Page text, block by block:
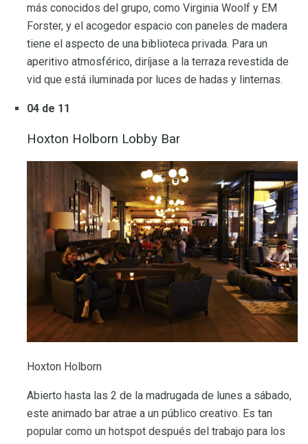
más conocidos del grupo, como Virginia Woolf y EM
Forster, y el acogedor espacio con paneles de madera
tiene el aspecto de una biblioteca privada. Para un
aperitivo atmosférico, diríjase a la terraza revestida de
vid que está iluminada por luces de hadas y linternas.
04 de 11
Hoxton Holborn Lobby Bar
Hoxton Holborn
Abierto hasta las 2 de la madrugada de lunes a sábado,
este animado bar atrae a un público creativo. Es tan
popular como un hotspot después del trabajo para los